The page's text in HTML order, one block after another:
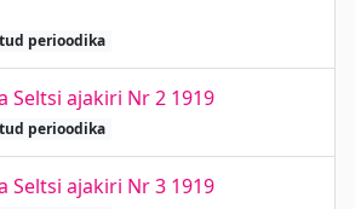
perioodika
Seltsi ajakiri Nr 2 1919
perioodika
Seltsi ajakiri Nr 3 1919